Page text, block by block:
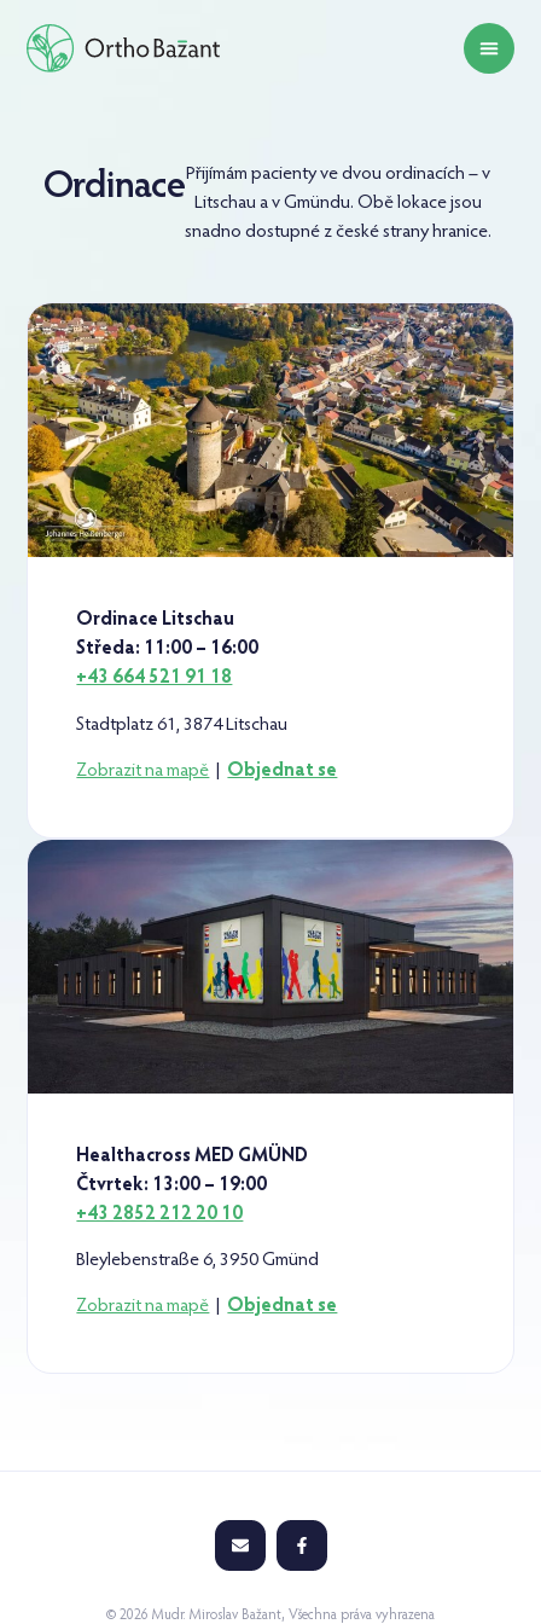
Ordinace Přijímám pacienty ve dvou ordinacích – v
Litschau a v Gmündu. Obě lokace jsou
snadno dostupné z české strany hranice.
Ordinace Litschau
Středa: 11:00 – 16:00
+43 664 521 91 18
Stadtplatz 61, 3874 Litschau
Zobrazit na mapě Objednat se
Healthacross MED GMÜND
Čtvrtek: 13:00 – 19:00
+43 2852 212 20 10
Bleylebenstraße 6, 3950 Gmünd
Zobrazit na mapě Objednat se
© 2026 Mudr. Miroslav Bažant, Všechna práva vyhrazena